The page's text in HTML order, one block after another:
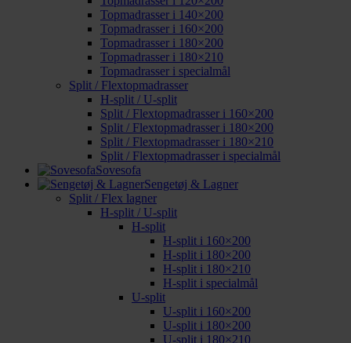
Topmadrasser i 140×200
Topmadrasser i 160×200
Topmadrasser i 180×200
Topmadrasser i 180×210
Topmadrasser i specialmål
Split / Flextopmadrasser
H-split / U-split
Split / Flextopmadrasser i 160×200
Split / Flextopmadrasser i 180×200
Split / Flextopmadrasser i 180×210
Split / Flextopmadrasser i specialmål
Sovesofa
Sengetøj & Lagner
Split / Flex lagner
H-split / U-split
H-split
H-split i 160×200
H-split i 180×200
H-split i 180×210
H-split i specialmål
U-split
U-split i 160×200
U-split i 180×200
U-split i 180×210